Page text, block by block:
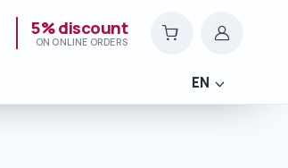
5% discount
ON ONLINE ORDERS
EN